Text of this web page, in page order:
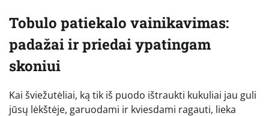
Tobulo patiekalo vainikavimas:
padažai ir priedai ypatingam
skoniui
Kai šviežutėliai, ką tik iš puodo ištraukti kukuliai jau guli
jūsų lėkštėje, garuodami ir kviesdami ragauti, lieka